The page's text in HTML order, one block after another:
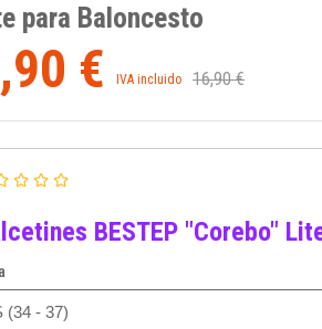
para Baloncesto
€ IVA incluido 16,90 €
BESTEP "Corebo"